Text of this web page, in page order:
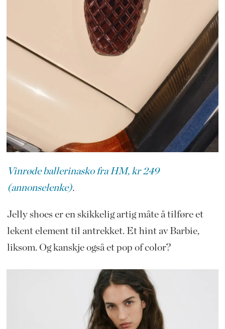
Vinrøde ballerinasko fra HM, kr 249
(annonselenke).
Jelly shoes er en skikkelig artig måte å tilføre et
lekent element til antrekket. Et hint av Barbie,
liksom. Og kanskje også et pop of color?